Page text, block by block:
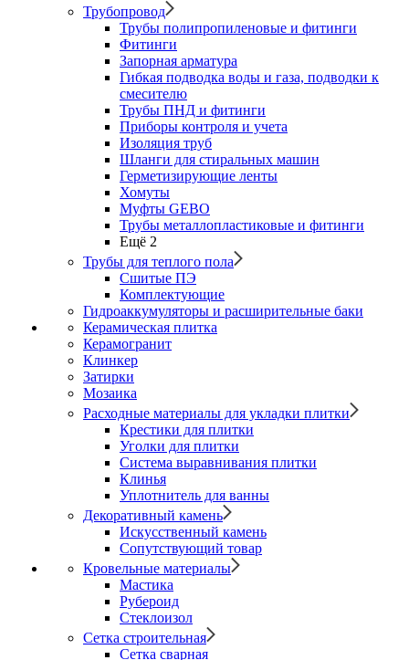
Трубопровод
Трубы полипропиленовые и фитинги
Фитинги
Запорная арматура
Гибкая подводка воды и газа, подводки к
смесителю
Трубы ПНД и фитинги
Приборы контроля и учета
Изоляция труб
Шланги для стиральных машин
Герметизирующие ленты
Хомуты
Муфты GEBO
Трубы металлопластиковые и фитинги
Ещё 2
Трубы для теплого пола
Сшитые ПЭ
Комплектующие
Гидроаккумуляторы и расширительные баки
Керамическая плитка
Керамогранит
Клинкер
Затирки
Мозаика
Расходные материалы для укладки плитки
Крестики для плитки
Уголки для плитки
Система выравнивания плитки
Клинья
Уплотнитель для ванны
Декоративный камень
Искусственный камень
Сопутствующий товар
Кровельные материалы
Мастика
Рубероид
Стеклоизол
Сетка строительная
Сетка сварная